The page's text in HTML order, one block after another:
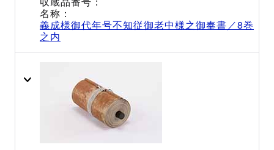
義成様御代年号不知従御老中様之御奉書／8巻
之内